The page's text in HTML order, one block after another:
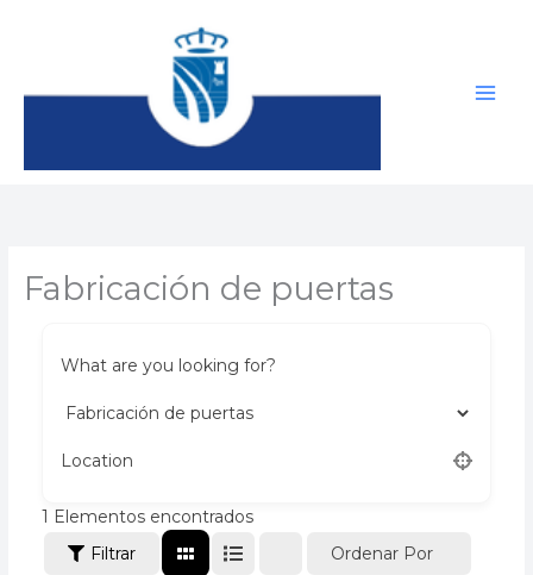
Fabricación de puertas
What are you looking for?
Location
1 Elementos encontrados
Filtrar
Ordenar Por